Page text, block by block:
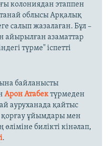
колониядан этаппен
облысы Арқалық
салып жазалаған. Бұл –
айырылған азаматтар
түрме" іспетті
байланысты
Арон Атабектүрмеден
ауруханада қайтыс
ұйымдары мен
өліміне билікті кінәлап,
.